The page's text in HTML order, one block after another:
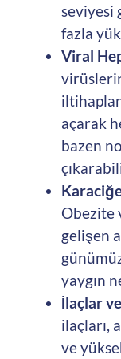
seviyesi
fazla
Viral
açarak
bazen
Obezite
gelişen
yaygın
İlaçlar
ilaçları,
ve